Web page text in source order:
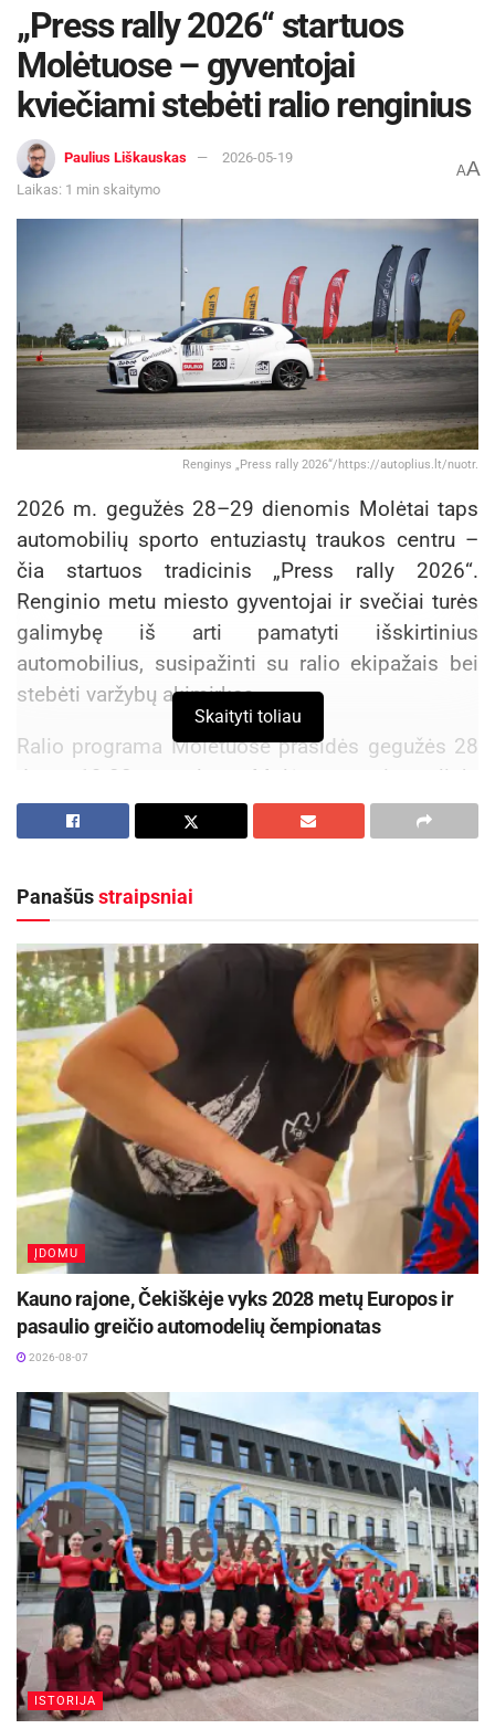
„Press rally 2026“ startuos
Molėtuose – gyventojai
kviečiami stebėti ralio renginius
Paulius Liškauskas
2026-05-19
Laikas: 1 min skaitymo
AA
Renginys „Press rally 2026“/https://autoplius.lt/nuotr.
2026 m. gegužės 28–29 dienomis Molėtai taps
automobilių sporto entuziastų traukos centru –
čia startuos tradicinis „Press rally 2026“.
Renginio metu miesto gyventojai ir svečiai turės
galimybę iš arti pamatyti išskirtinius
automobilius, susipažinti su ralio ekipažais bei
stebėti varžybų akimirkas.
Ralio programa Molėtuose prasidės gegužės 28
d. 19.00 val. Molėtų universalioje
daugiafunkcinėje aikštėje (Ąžuolų g. 10), kur
vyks lenktynės Molėtų mero taurei laimėti.
Aktualios naujienos
Kviečiama dalyvauti visoje Lietuvoje
vykstančiame konkurse „Tvari Lietuva“
2026-08-07
Prasidėjo Respublikinis tapytojų pleneras
„Kėdainiai abipus Nevėžio“!
2026-08-07
Gegužės 29 d. 8.30 val. Vilniaus g. 44 bus duotas
oficialus ralio startas, o 8.45 val. prie Molėtų
sporto centro prasidės rungtis „Febi I“.
„Press rally“ – vienas žinomiausių žurnalistų
automobilių ralių Baltijos šalyse, kasmet
suburiantis automobilių sporto, žiniasklaidos ir
Skaityti toliau
Šaltinis: Molėtų rajono savivaldybė
Žymos: Savivalda
Panašūsstraipsniai
ĮDOMU
Kauno rajone, Čekiškėje vyks 2028 metų Europos ir
pasaulio greičio automodelių čempionatas
2026-08-07
ISTORIJA